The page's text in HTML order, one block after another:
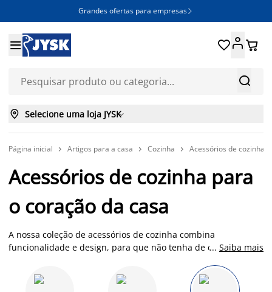
Grandes ofertas para empresas 


 
 Selecione uma loja JYSK
Página inicial  Artigos para a casa  Cozinha  Acessórios de cozinha
Acessórios de cozinha para
o coração da casa
A nossa coleção de acessórios de cozinha combina
funcionalidade e design, para que não tenha de comprometer
talheres de slada, suportes de rolo de cozinha, bem como
tábuas de cortar/servir em madeira e garrafas de água
... Saiba mais